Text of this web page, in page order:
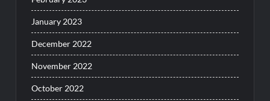
January 2023
December 2022
November 2022
October 2022